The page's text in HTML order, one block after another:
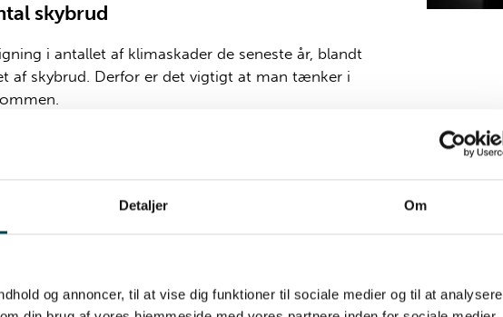
Detaljer Om
og annoncer, til at vise dig funktioner til sociale medier og til at analysere
skybrud
i antallet af klimaskader de seneste år, blandt
af skybrud. Derfor er det vigtigt at man tænker i
udarbejder vi et notat med løsningsforslag med et
på de foreslåede løsninger.
dig om klimasikring?
gratis og uforpligtende møde, hvor dine ønsker,